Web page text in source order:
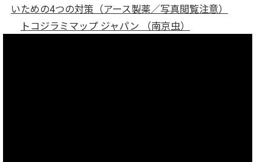
いための4つの対策（アース製薬／写真閲覧注意）
トコジラミマップ ジャパン （南京虫）